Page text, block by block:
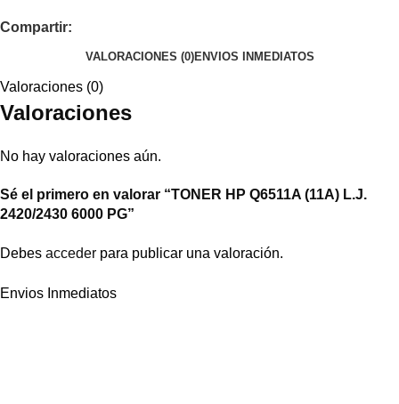
Compartir:
VALORACIONES (0)ENVIOS INMEDIATOS
Valoraciones (0)
Valoraciones
No hay valoraciones aún.
Sé el primero en valorar “TONER HP Q6511A (11A) L.J.
2420/2430 6000 PG”
Debes acceder para publicar una valoración.
Envios Inmediatos